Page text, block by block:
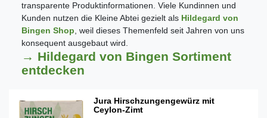
transparente Produktinformationen. Viele Kundinnen und
Kunden nutzen die Kleine Abtei gezielt als Hildegard von
Bingen Shop, weil dieses Themenfeld seit Jahren von uns
konsequent ausgebaut wird.
→ Hildegard von Bingen Sortiment
entdecken
Jura Hirschzungengewürz mit
Ceylon-Zimt